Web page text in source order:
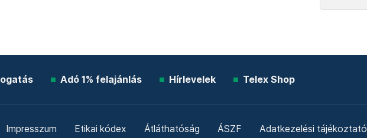
Adó 1% felajánlás Hírlevelek Telex Shop
Impresszum Etikai kódex Átláthatóság ÁSZF Adatkezelési tájékoztató